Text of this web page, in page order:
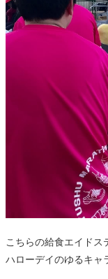
こちらの給食エイドス
ハローデイのゆるキャ